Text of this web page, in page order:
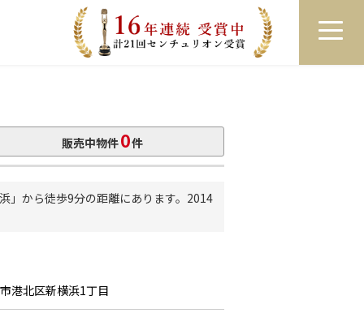
ログイン 来店予約 LINEで相談
販売中物件0件
」から徒歩9分の距離にあります。2014
港北区新横浜1丁目